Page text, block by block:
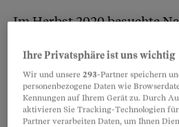
Artikel teilen
Im Herbst 2020 besuchte
September nahm sie an
Wahlfälschung durch den
Lukaschenko teil. Sie
wegen Widerstands gegen
Ihre Privatsphäre ist uns wichtig
Wir und unsere293-Partner speichern
personenbezogene Daten wie
Kennungen auf Ihrem Gerät zu. Durch
aktivieren Sie Tracking-Technologien
Partner verarbeiten Daten, um Ihnen